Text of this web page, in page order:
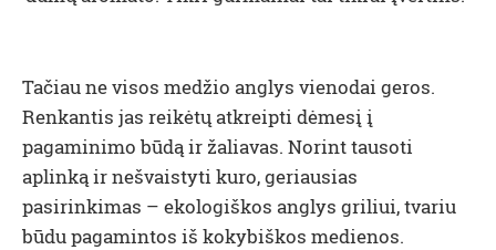
Tačiau ne visos medžio anglys vienodai geros.
Renkantis jas reikėtų atkreipti dėmesį į
pagaminimo būdą ir žaliavas. Norint tausoti
aplinką ir nešvaistyti kuro, geriausias
pasirinkimas – ekologiškos anglys griliui, tvariu
būdu pagamintos iš kokybiškos medienos.